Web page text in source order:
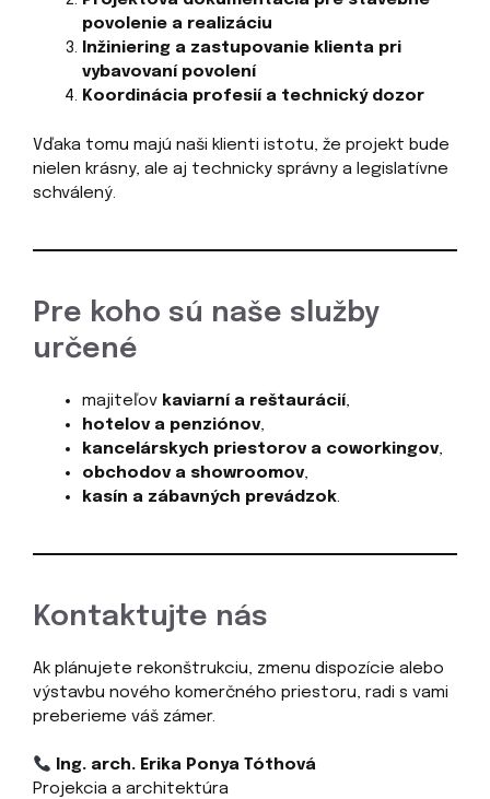
povolenie a realizáciu
Inžiniering a zastupovanie klienta pri
vybavovaní povolení
Koordinácia profesií a technický dozor
Vďaka tomu majú naši klienti istotu, že projekt bude
nielen krásny, ale aj technicky správny a legislatívne
schválený.
Pre koho sú naše služby
určené
majiteľov kaviarní a reštaurácií,
hotelov a penziónov,
kancelárskych priestorov a coworkingov,
obchodov a showroomov,
kasín a zábavných prevádzok.
Kontaktujte nás
Ak plánujete rekonštrukciu, zmenu dispozície alebo
výstavbu nového komerčného priestoru, radi s vami
preberieme váš zámer.
Ing. arch. Erika Ponya Tóthová
Projekcia a architektúra